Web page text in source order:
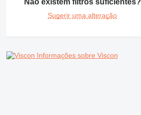
Não existem filtros suficientes?
Sugerir uma alteração
Informações sobre Viscon